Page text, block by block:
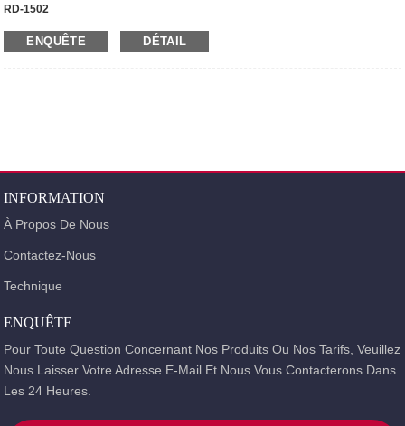
RD-1502
ENQUÊTE DÉTAIL
INFORMATION
À Propos De Nous
Contactez-Nous
Technique
ENQUÊTE
Pour Toute Question Concernant Nos Produits Ou Nos Tarifs, Veuillez
Nous Laisser Votre Adresse E-Mail Et Nous Vous Contacterons Dans
Les 24 Heures.